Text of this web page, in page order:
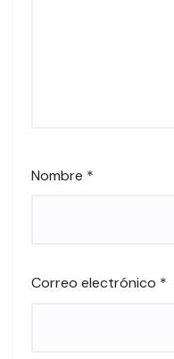
Nombre *
Correo electrónico *